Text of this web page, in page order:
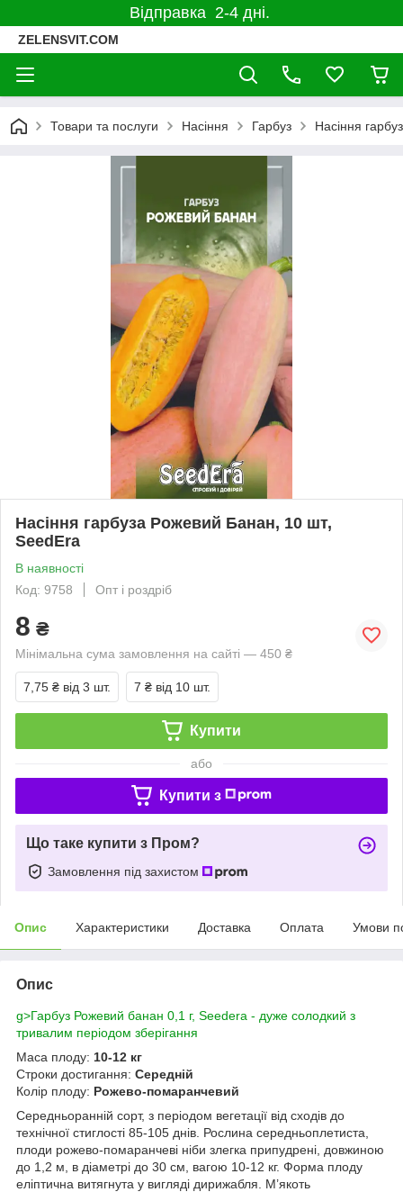
Відправка 2-4 дні.
ZELENSVIT.COM
Товари та послуги Насіння Гарбуз Насіння
Насіння гарбуза Рожевий Банан, 10 шт,
SeedEra
В наявності
Код: 9758
Опт і роздріб
8 ₴
Мінімальна сума замовлення на сайті — 450 ₴
7,75 ₴ від 3 шт. 7 ₴ від 10 шт.
Купити
або
Купити з
Що таке купити з Пром?
Замовлення під захистом
Опис Характеристики Доставка Оплата Умови
Опис
g>Гарбуз Рожевий банан 0,1 г, Seedera - дуже солодкий з
тривалим періодом зберігання
Маса плоду: 10-12 кг
Строки достигання: Середній
Колір плоду: Рожево-помаранчевий
Середньоранній сорт, з періодом вегетації від сходів до
технічної стиглості 85-105 днів. Рослина середньоплетиста,
плоди рожево-помаранчеві ніби злегка припудрені, довжиною
до 1,2 м, в діаметрі до 30 см, вагою 10-12 кг. Форма плоду
еліптична витягнута у вигляді дирижабля. М’якоть